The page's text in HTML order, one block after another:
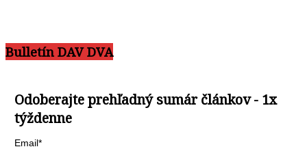
Bulletín DAV DVA
Odoberajte prehľadný sumár článkov - 1x
týždenne
Email*